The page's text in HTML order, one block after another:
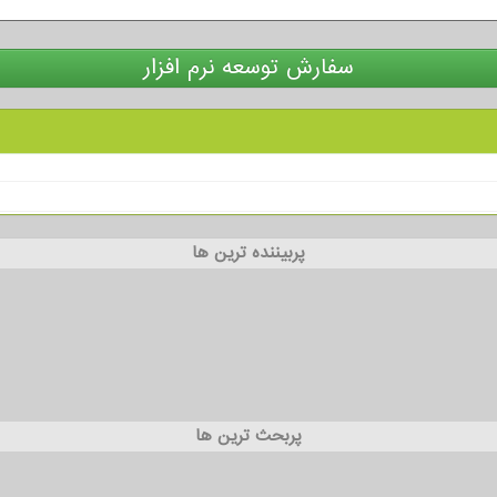
سفارش توسعه نرم افزار
پربیننده ترین ها
پربحث ترین ها